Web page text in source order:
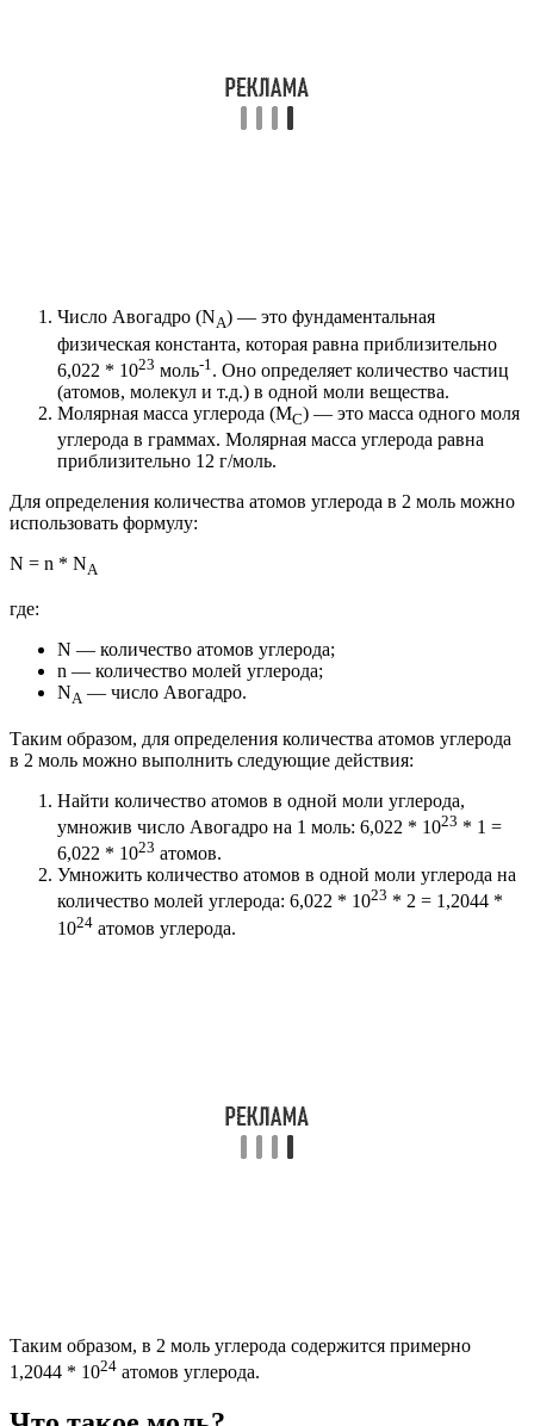
Число Авогадро (NA) — это фундаментальная
физическая константа, которая равна приблизительно
6,022 * 1023 моль-1 . Оно определяет количество частиц
(атомов, молекул и т.д.) в одной моли вещества.
Молярная масса углерода (MC) — это масса одного моля
углерода в граммах. Молярная масса углерода равна
приблизительно 12 г/моль.
Для определения количества атомов углерода в 2 моль можно
использовать формулу:
N = n * NA
где:
N — количество атомов углерода;
n — количество молей углерода;
NA — число Авогадро.
Таким образом, для определения количества атомов углерода
в 2 моль можно выполнить следующие действия:
Найти количество атомов в одной моли углерода,
умножив число Авогадро на 1 моль: 6,022 * 1023 * 1 =
6,022 * 1023 атомов.
Умножить количество атомов в одной моли углерода на
количество молей углерода: 6,022 * 1023 * 2 = 1,2044 *
1024 атомов углерода.
Таким образом, в 2 моль углерода содержится примерно
1,2044 * 1024 атомов углерода.